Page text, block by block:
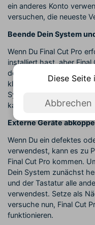
ein anderes Konto
versuchen, die neueste
Beende Dein System
Wenn Du Final Cut Pro
installiert hast, aber
des Speichers nicht
kleine Störung in Deinem
System neu zu starten
kannst.
Externe Geräte
Wenn Du ein defektes
verwendest, kann es zu
Final Cut Pro kommen.
Dein System zunächst
und der Tastatur alle
verwendest. Setze als
versuche nun, Final Cut
funktionieren.
Diese Seite
Abbrechen